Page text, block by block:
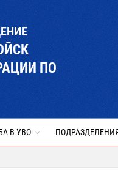
ПО
В УВО